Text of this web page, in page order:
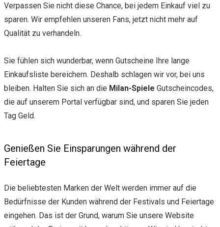
Verpassen Sie nicht diese Chance, bei jedem Einkauf viel zu
sparen. Wir empfehlen unseren Fans, jetzt nicht mehr auf
Qualität zu verhandeln.
Sie fühlen sich wunderbar, wenn Gutscheine Ihre lange
Einkaufsliste bereichern. Deshalb schlagen wir vor, bei uns
bleiben. Halten Sie sich an die Milan-Spiele Gutscheincodes,
die auf unserem Portal verfügbar sind, und sparen Sie jeden
Tag Geld.
Genießen Sie Einsparungen während der
Feiertage
Die beliebtesten Marken der Welt werden immer auf die
Bedürfnisse der Kunden während der Festivals und Feiertage
eingehen. Das ist der Grund, warum Sie unsere Website